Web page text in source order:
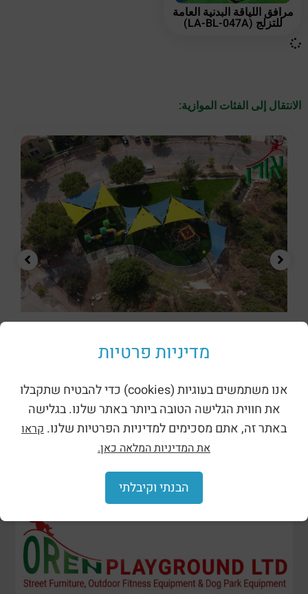
مرافق اللياقة البدنية العامة
للتزلج (LA-BL-047A)
الانتقال إلى الفئات الموازية:
מדיניות פרטיות
אנו משתמשים בעוגיות (cookies) כדי להבטיח שתקבלו
את חווית הגלישה הטובה ביותר באתר שלנו. בגלישה
באתר זה, אתם מסכימים למדיניות הפרטיות שלנו. קראו
את המדיניות המלאה כאן.
הבנתי וקיבלתי